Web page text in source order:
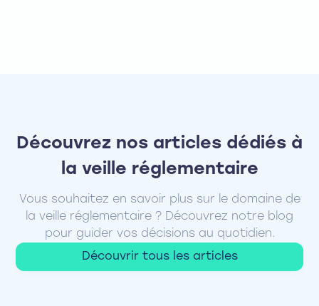
Découvrez nos articles dédiés à
la veille réglementaire
Vous souhaitez en savoir plus sur le domaine de
la veille réglementaire ? Découvrez notre blog
pour guider vos décisions au quotidien.
Découvrir tous les articles